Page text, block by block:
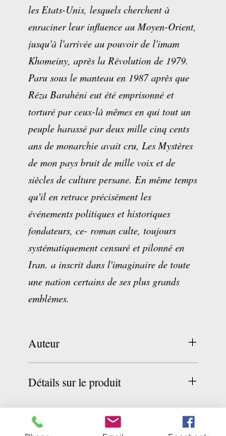
les Etats-Unis, lesquels cherchent à
enraciner leur influence au Moyen-Orient,
jusqu'à l'arrivée au pouvoir de l'imam
Khomeiny, après la Révolution de 1979.
Paru sous le manteau en 1987 après que
Réza Barahéni eut été emprisonné et
torturé par ceux-là mêmes en qui tout un
peuple harassé par deux mille cinq cents
ans de monarchie avait cru, Les Mystères
de mon pays bruit de mille voix et de
siècles de culture persane. En même temps
qu'il en retrace précisément les
événements politiques et historiques
fondateurs, ce- roman culte, toujours
systématiquement censuré et pilonné en
Iran. a inscrit dans l'imaginaire de toute
une nation certains de ses plus grands
emblèmes.
Auteur
Vincent Despagnet (Traduction)
Détails sur le produit
Broché:559 pages
Editeur : Fayard (25 février 2009)